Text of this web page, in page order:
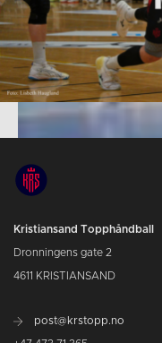
Kristiansand Topphåndball
Dronningens gate 2
4611 KRISTIANSAND
post@krstopp.no